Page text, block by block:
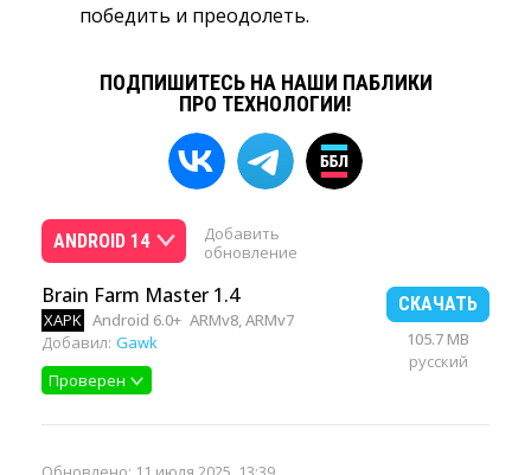
победить и преодолеть.
ПОДПИШИТЕСЬ НА НАШИ ПАБЛИКИ
ПРО ТЕХНОЛОГИИ!
ANDROID 14
Добавить
обновление
Brain Farm Master 1.4
XAPK Android 6.0+ ARMv8, ARMv7
Добавил: Gawk
Проверен
СКАЧАТЬ
105.7 MB
русский